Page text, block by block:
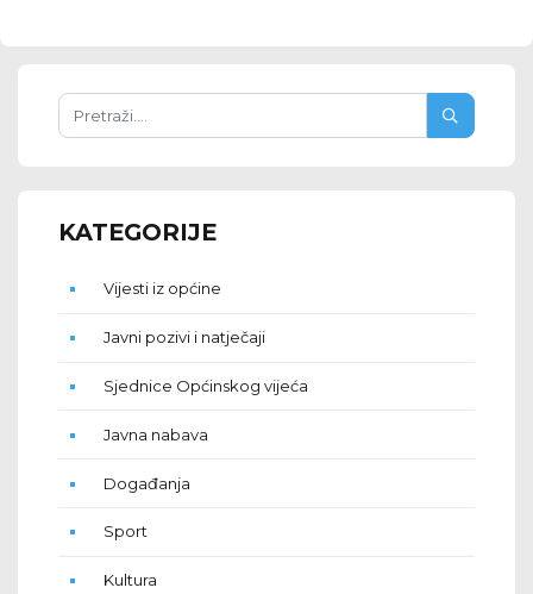
KATEGORIJE
Vijesti iz općine
Javni pozivi i natječaji
Sjednice Općinskog vijeća
Javna nabava
Događanja
Sport
Kultura